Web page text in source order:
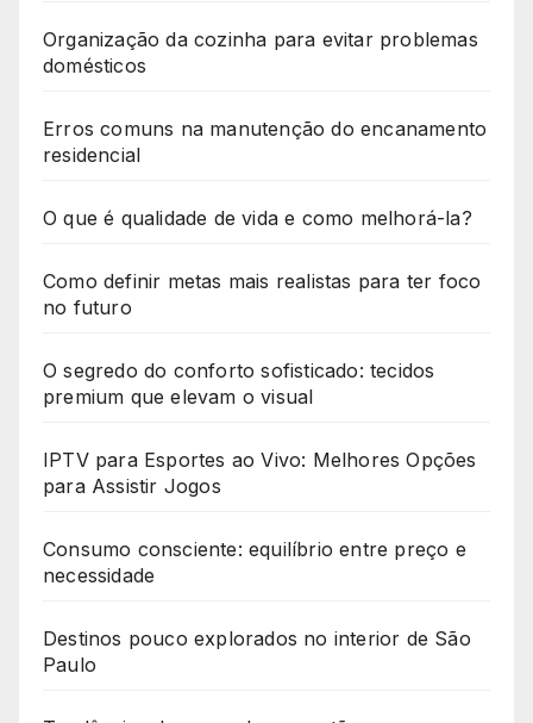
Organização da cozinha para evitar problemas
domésticos
Erros comuns na manutenção do encanamento
residencial
O que é qualidade de vida e como melhorá-la?
Como definir metas mais realistas para ter foco
no futuro
O segredo do conforto sofisticado: tecidos
premium que elevam o visual
IPTV para Esportes ao Vivo: Melhores Opções
para Assistir Jogos
Consumo consciente: equilíbrio entre preço e
necessidade
Destinos pouco explorados no interior de São
Paulo